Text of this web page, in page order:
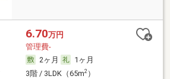
6.70万円
管理費-
2ヶ月
1ヶ月
3階 / 3LDK（65m2）